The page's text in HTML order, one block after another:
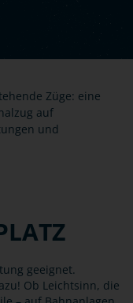
geeignet.
Ob Leichtsinn, die